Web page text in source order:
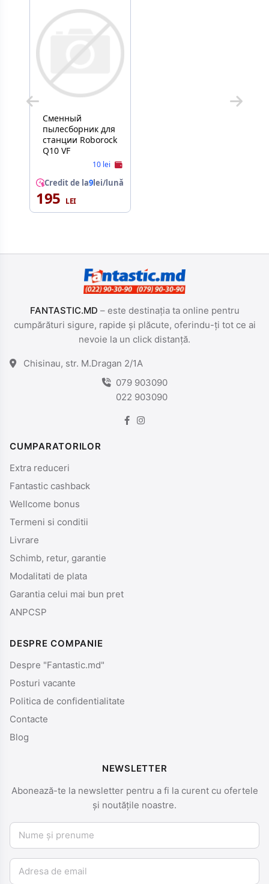
Сменный
пылесборник для
станции Roborock
Q10 VF
10 lei
Credit de la9lei/lună
195
FANTASTIC.MD – este destinația ta online pentru
cumpărături sigure, rapide și plăcute, oferindu-ți tot ce ai
nevoie la un click distanță.
Chisinau, str. M.Dragan 2/1A
079 903090
022 903090
CUMPARATORILOR
Extra reduceri
Fantastic cashback
Wellcome bonus
Termeni si conditii
Livrare
Schimb, retur, garantie
Modalitati de plata
Garantia celui mai bun pret
ANPCSP
DESPRE COMPANIE
Despre "Fantastic.md"
Posturi vacante
Politica de confidentialitate
Contacte
Blog
NEWSLETTER
Abonează-te la newsletter pentru a fi la curent cu ofertele
și noutățile noastre.
Nume și prenume
Email